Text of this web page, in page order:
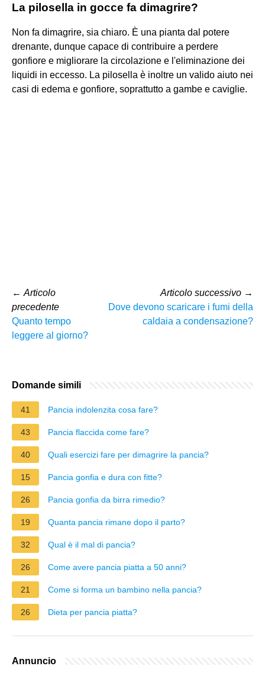
La pilosella in gocce fa dimagrire?
Non fa dimagrire, sia chiaro. È una pianta dal potere
drenante, dunque capace di contribuire a perdere
gonfiore e migliorare la circolazione e l'eliminazione dei
liquidi in eccesso. La pilosella è inoltre un valido aiuto nei
casi di edema e gonfiore, soprattutto a gambe e caviglie.
← Articolo
precedente
Quanto tempo
leggere al giorno?
Articolo successivo →
Dove devono scaricare i fumi della
caldaia a condensazione?
Domande simili
41 Pancia indolenzita cosa fare?
43 Pancia flaccida come fare?
40 Quali esercizi fare per dimagrire la pancia?
15 Pancia gonfia e dura con fitte?
26 Pancia gonfia da birra rimedio?
19 Quanta pancia rimane dopo il parto?
32 Qual è il mal di pancia?
26 Come avere pancia piatta a 50 anni?
21 Come si forma un bambino nella pancia?
26 Dieta per pancia piatta?
Annuncio